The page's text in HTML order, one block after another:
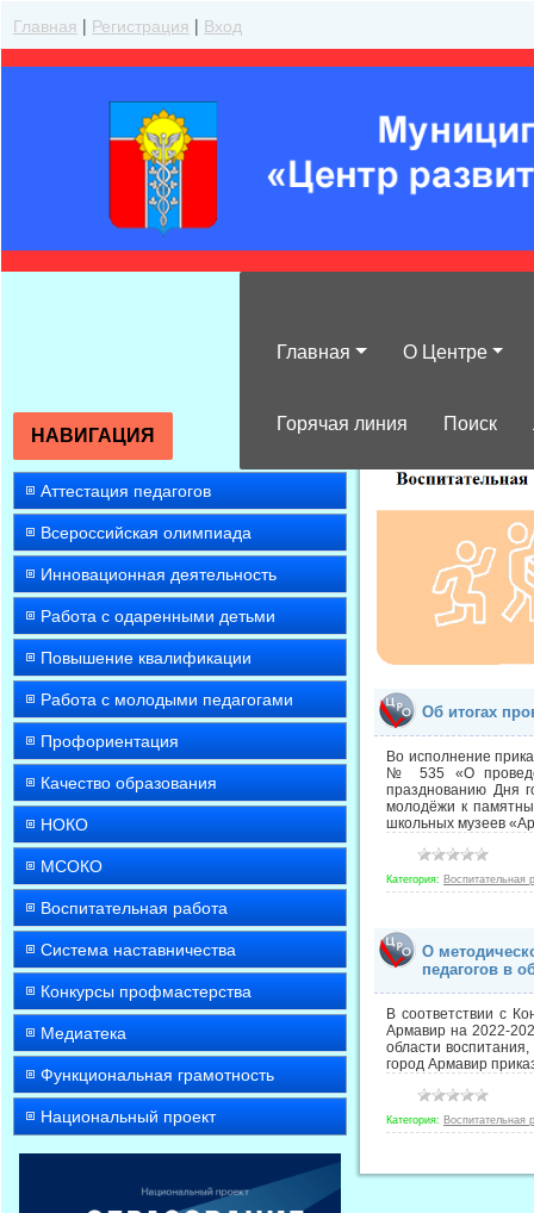
Главная | Регистрация | Вход
Главная О Центре
Горячая линия Поиск
НАВИГАЦИЯ
Аттестация педагогов
Всероссийская олимпиада
Инновационная деятельность
Работа с одаренными детьми
Повышение квалификации
Работа с молодыми педагогами
Профориентация
Качество образования
НОКО
МСОКО
Воспитательная работа
Система наставничества
Конкурсы профмастерства
Медиатека
Функциональная грамотность
Национальный проект
Об итогах
Во исполнение
№ 535 «О
празднованию Дня
молодёжи к
школьных музеев
Категория: Воспитательная
О
педагогов в
В соответствии с
Армавир на 2022-
области
город Армавир
Категория: Воспитательная